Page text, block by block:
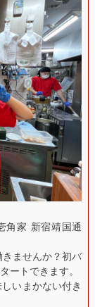
角家 新宿靖国通
ませんか？初バ
ートできます。
いまかない付き